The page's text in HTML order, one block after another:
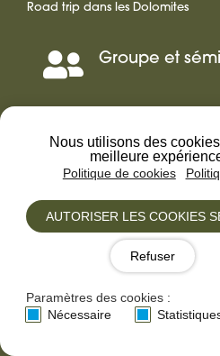
Nous utilisons des
meilleure
Politique de cookies
AUTORISER LES COOKIES
Refuser
Paramètres des cookies :
Nécessaire
Road trip dans les Dolomites
Groupe et
voyage
Offrir
une
carte
cadeau
VOYAGEZ TOUTE
NEWSLETTER
J’ai lu et j’accepte les